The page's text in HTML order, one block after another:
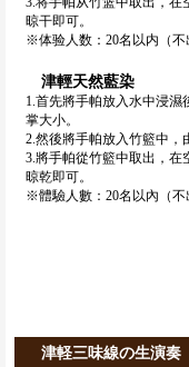
晾干即可。
※体验人数：20名以内（不
津輕天然藍染
1.首先將手帕放入水中浸
掌大小。
2.然後將手帕放入竹籃中，
3.將手帕從竹籃中取出，在
晾乾即可。
※體驗人數：20名以內（不
津軽三味線の生